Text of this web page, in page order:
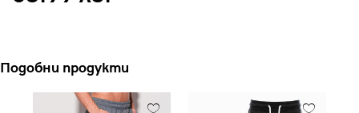
Подобни продукти